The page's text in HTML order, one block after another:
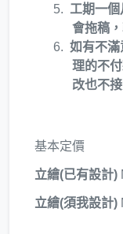
工期一
會拖稿
如有不滿
理的不
改也不
基本定價
立繪(已有設計)
立繪(須我設計)